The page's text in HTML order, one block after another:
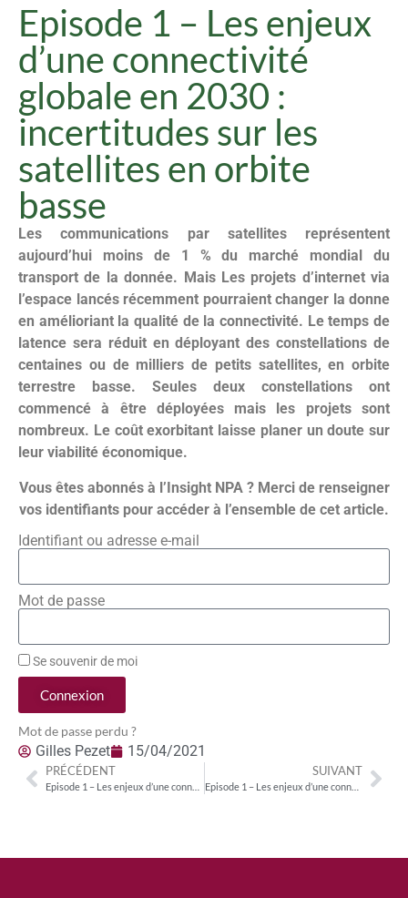
Episode 1 – Les enjeux
d’une connectivité
globale en 2030 :
incertitudes sur les
satellites en orbite
basse
Les communications par satellites représentent
aujourd’hui moins de 1 % du marché mondial du
transport de la donnée. Mais Les projets d’internet via
l’espace lancés récemment pourraient changer la donne
en amélioriant la qualité de la connectivité. Le temps de
latence sera réduit en déployant des constellations de
centaines ou de milliers de petits satellites, en orbite
terrestre basse. Seules deux constellations ont
commencé à être déployées mais les projets sont
nombreux. Le coût exorbitant laisse planer un doute sur
leur viabilité économique.
Vous êtes abonnés à l’Insight NPA ? Merci de renseigner
vos identifiants pour accéder à l’ensemble de cet article.
Identifiant ou adresse e-mail
Mot de passe
Se souvenir de moi
Connexion
Mot de passe perdu ?
Gilles Pezet 15/04/2021
PRÉCÉDENT SUIVANT
Episode 1 – Les enjeux d’une connectivité globale en 2030 : le développement des câbles pour les dorsales internet